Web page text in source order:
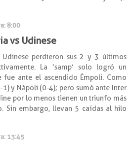
8:00
vs Udinese
perdieron sus 2 y 3 últimos
La ‘samp’ solo logró un
ante el ascendido Émpoli. Como
y Nápoli (0-4); pero sumó ante Inter
por lo menos tienen un triunfo más
Sin embargo, llevan 5 caídas al hilo
13:45